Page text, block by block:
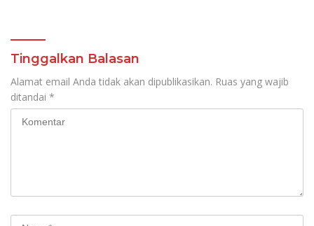
Tinggalkan Balasan
Alamat email Anda tidak akan dipublikasikan. Ruas yang wajib
ditandai *